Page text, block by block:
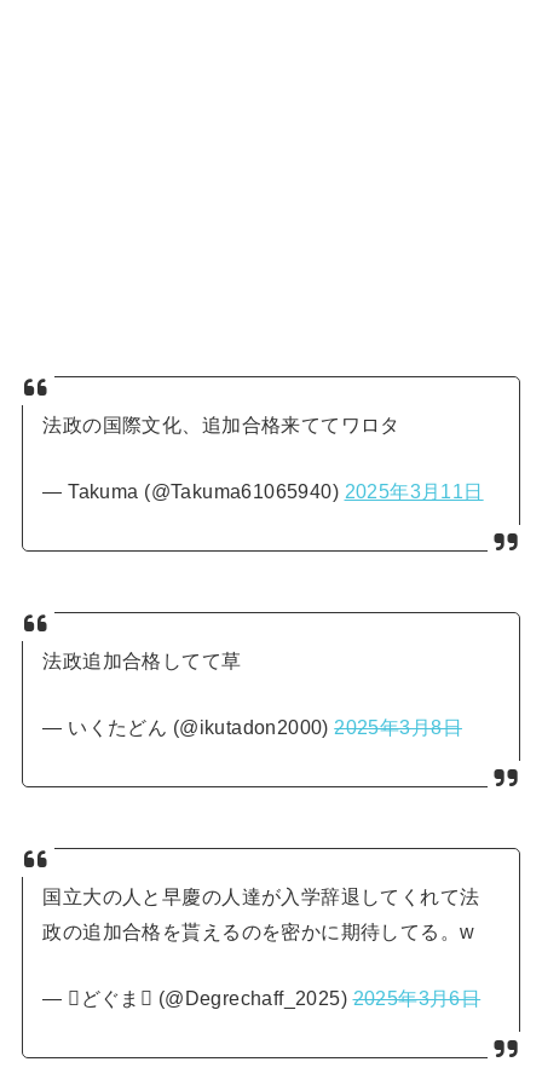
法政の国際文化、追加合格来ててワロタ
— Takuma (@Takuma61065940) 2025年3月11日
法政追加合格してて草
— いくたどん (@ikutadon2000)2025年3月8日
国立大の人と早慶の人達が入学辞退してくれて法
政の追加合格を貰えるのを密かに期待してる。w
— どぐま (@Degrechaff_2025)2025年3月6日